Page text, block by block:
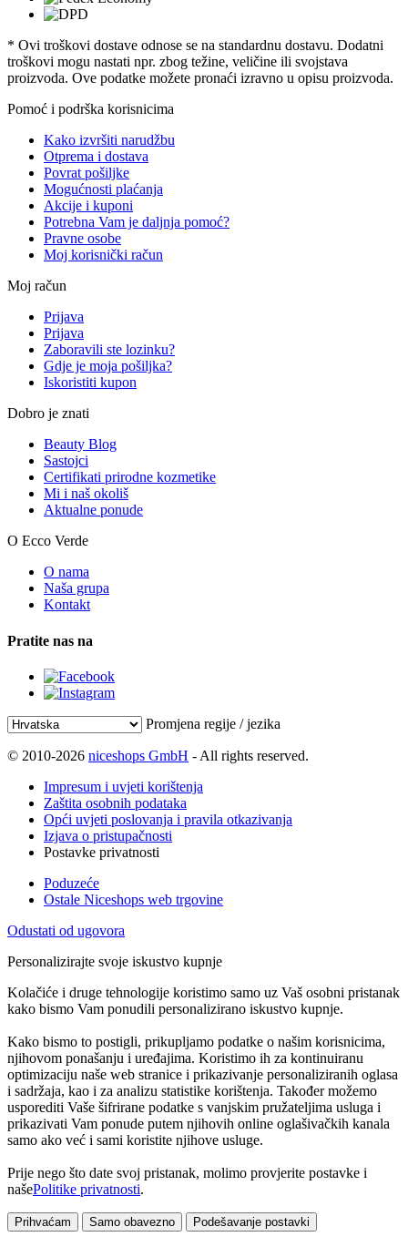
* Ovi troškovi dostave odnose se na standardnu ​​dostavu. Dodatni
troškovi mogu nastati npr. zbog težine, veličine ili svojstava
proizvoda. Ove podatke možete pronaći izravno u opisu proizvoda.
Pomoć i podrška korisnicima
Kako izvršiti narudžbu
Otprema i dostava
Povrat pošiljke
Mogućnosti plaćanja
Akcije i kuponi
Potrebna Vam je daljnja pomoć?
Pravne osobe
Moj korisnički račun
Moj račun
Prijava
Prijava
Zaboravili ste lozinku?
Gdje je moja pošiljka?
Iskoristiti kupon
Dobro je znati
Beauty Blog
Sastojci
Certifikati prirodne kozmetike
Mi i naš okoliš
Aktualne ponude
O Ecco Verde
O nama
Naša grupa
Kontakt
Pratite nas na
Promjena regije / jezika
© 2010-2026 niceshops GmbH - All rights reserved.
Impresum i uvjeti korištenja
Zaštita osobnih podataka
Opći uvjeti poslovanja i pravila otkazivanja
Izjava o pristupačnosti
Postavke privatnosti
Poduzeće
Ostale Niceshops web trgovine
Odustati od ugovora
Personalizirajte svoje iskustvo kupnje
Kolačiće i druge tehnologije koristimo samo uz Vaš osobni pristanak
kako bismo Vam ponudili personalizirano iskustvo kupnje.
Kako bismo to postigli, prikupljamo podatke o našim korisnicima,
njihovom ponašanju i uređajima. Koristimo ih za kontinuiranu
optimizaciju naše web stranice i prikazivanje personaliziranih oglasa
i sadržaja, kao i za analizu statistike korištenja. Također možemo
usporediti Vaše šifrirane podatke s vanjskim pružateljima usluga i
prikazivati Vam ponude putem njihovih online oglašivačkih kanala
samo ako već i sami koristite njihove usluge.
Prije nego što date svoj pristanak, molimo provjerite postavke i
našePolitike privatnosti.
Prihvaćam Samo obavezno Podešavanje postavki